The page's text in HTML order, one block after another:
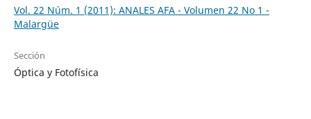
Vol. 22 Núm. 1 (2011): ANALES AFA - Volumen 22 No 1 -
Malargüe
Sección
Óptica y Fotofísica